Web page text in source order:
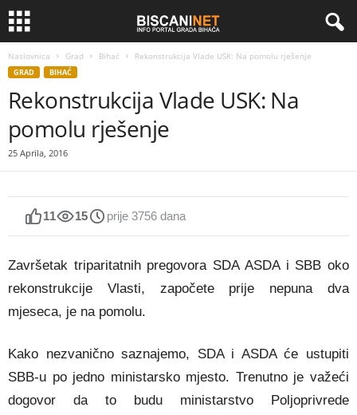
Naslovnica Grad Bihać Rekonstrukcija Vlade USK: Na pomolu rješenje
GRAD BIHAĆ
Rekonstrukcija Vlade USK: Na
pomolu rješenje
25 Aprila, 2016
11 15 prije 3756 dana
Završetak triparitatnih pregovora SDA ASDA i SBB oko
rekonstrukcije Vlasti, započete prije nepuna dva
mjeseca, je na pomolu.
Kako nezvanično saznajemo, SDA i ASDA će ustupiti
SBB-u po jedno ministarsko mjesto. Trenutno je važeći
dogovor da to budu ministarstvo Poljoprivrede